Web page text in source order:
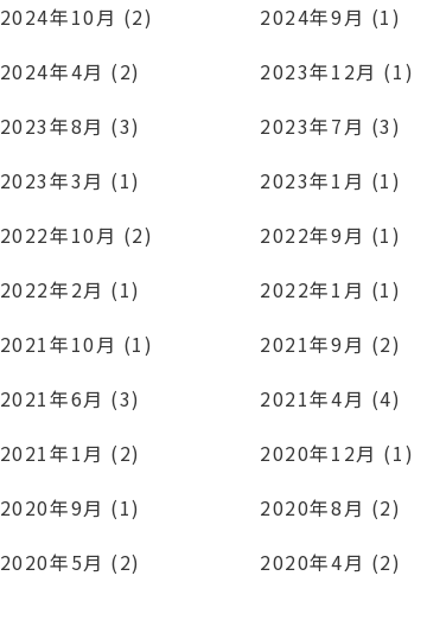
2024年10月 (2) 2024年9月 (1)
2024年4月 (2) 2023年12月 (1)
2023年8月 (3) 2023年7月 (3)
2023年3月 (1) 2023年1月 (1)
2022年10月 (2) 2022年9月 (1)
2022年2月 (1) 2022年1月 (1)
2021年10月 (1) 2021年9月 (2)
2021年6月 (3) 2021年4月 (4)
2021年1月 (2) 2020年12月 (1)
2020年9月 (1) 2020年8月 (2)
2020年5月 (2) 2020年4月 (2)